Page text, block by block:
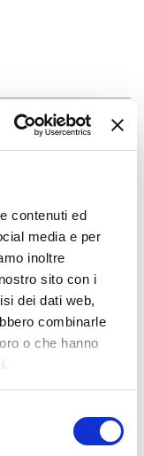
contenuti ed
media e per
inoltre
sito con i
dei dati web,
combinarle
o che hanno